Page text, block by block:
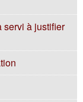
servi à justifier